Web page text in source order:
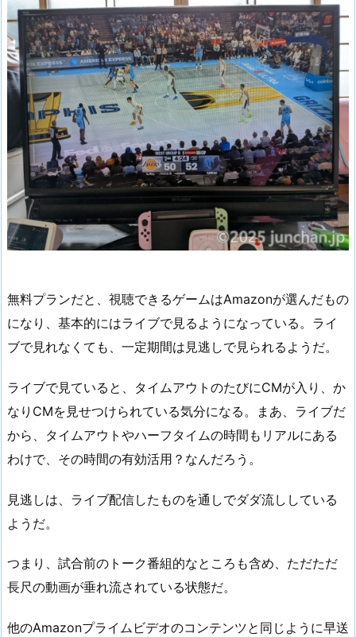
無料プランだと、視聴できるゲームはAmazonが選んだもの
になり、基本的にはライブで見るようになっている。ライ
ブで見れなくても、一定期間は見逃しで見られるようだ。
ライブで見ていると、タイムアウトのたびにCMが入り、か
なりCMを見せつけられている気分になる。まあ、ライブだ
から、タイムアウトやハーフタイムの時間もリアルにある
わけで、その時間の有効活用？なんだろう。
見逃しは、ライブ配信したものを通しでダダ流ししている
ようだ。
つまり、試合前のトーク番組的なところも含め、ただただ
長尺の動画が垂れ流されている状態だ。
他のAmazonプライムビデオのコンテンツと同じように早送